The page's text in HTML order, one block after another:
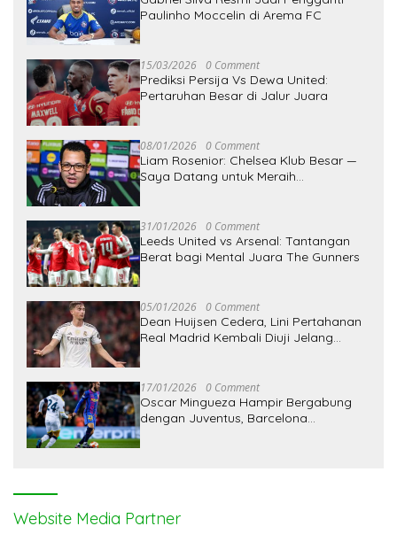
Paulinho Moccelin di Arema FC
15/03/2026 0 Comment
Prediksi Persija Vs Dewa United:
Pertaruhan Besar di Jalur Juara
08/01/2026 0 Comment
Liam Rosenior: Chelsea Klub Besar —
Saya Datang untuk Meraih
31/01/2026 0 Comment
Leeds United vs Arsenal: Tantangan
Berat bagi Mental Juara The Gunners
05/01/2026 0 Comment
Dean Huijsen Cedera, Lini Pertahanan
Real Madrid Kembali Diuji Jelang
17/01/2026 0 Comment
Oscar Mingueza Hampir Bergabung
dengan Juventus, Barcelona
Website Media Partner